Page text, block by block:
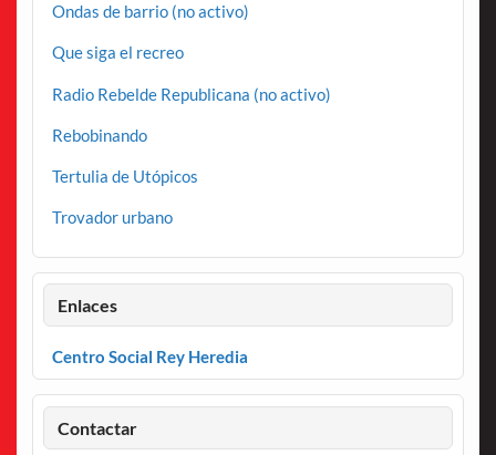
Ondas de barrio (no activo)
Que siga el recreo
Radio Rebelde Republicana (no activo)
Rebobinando
Tertulia de Utópicos
Trovador urbano
Enlaces
Centro Social Rey Heredia
Contactar